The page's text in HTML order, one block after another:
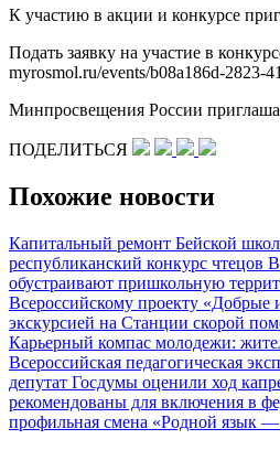
К участию в акции и конкурсе
Подать заявку на участие в
myrosmol.ru/events/b08a186d-2823-
Минпросвещения России
ПОДЕЛИТЬСЯ
Похожие новости
Капитальный ремонт Бейской
республиканский конкурс чтецов
обустраивают пришкольную
Всероссийскому проекту «Добрые
экскурсией на Станции скорой
Карьерный компас молодежи:
Всероссийская педагогическая
депутат Госдумы оценили ход
рекомендованы для включения в
профильная смена «Родной язык